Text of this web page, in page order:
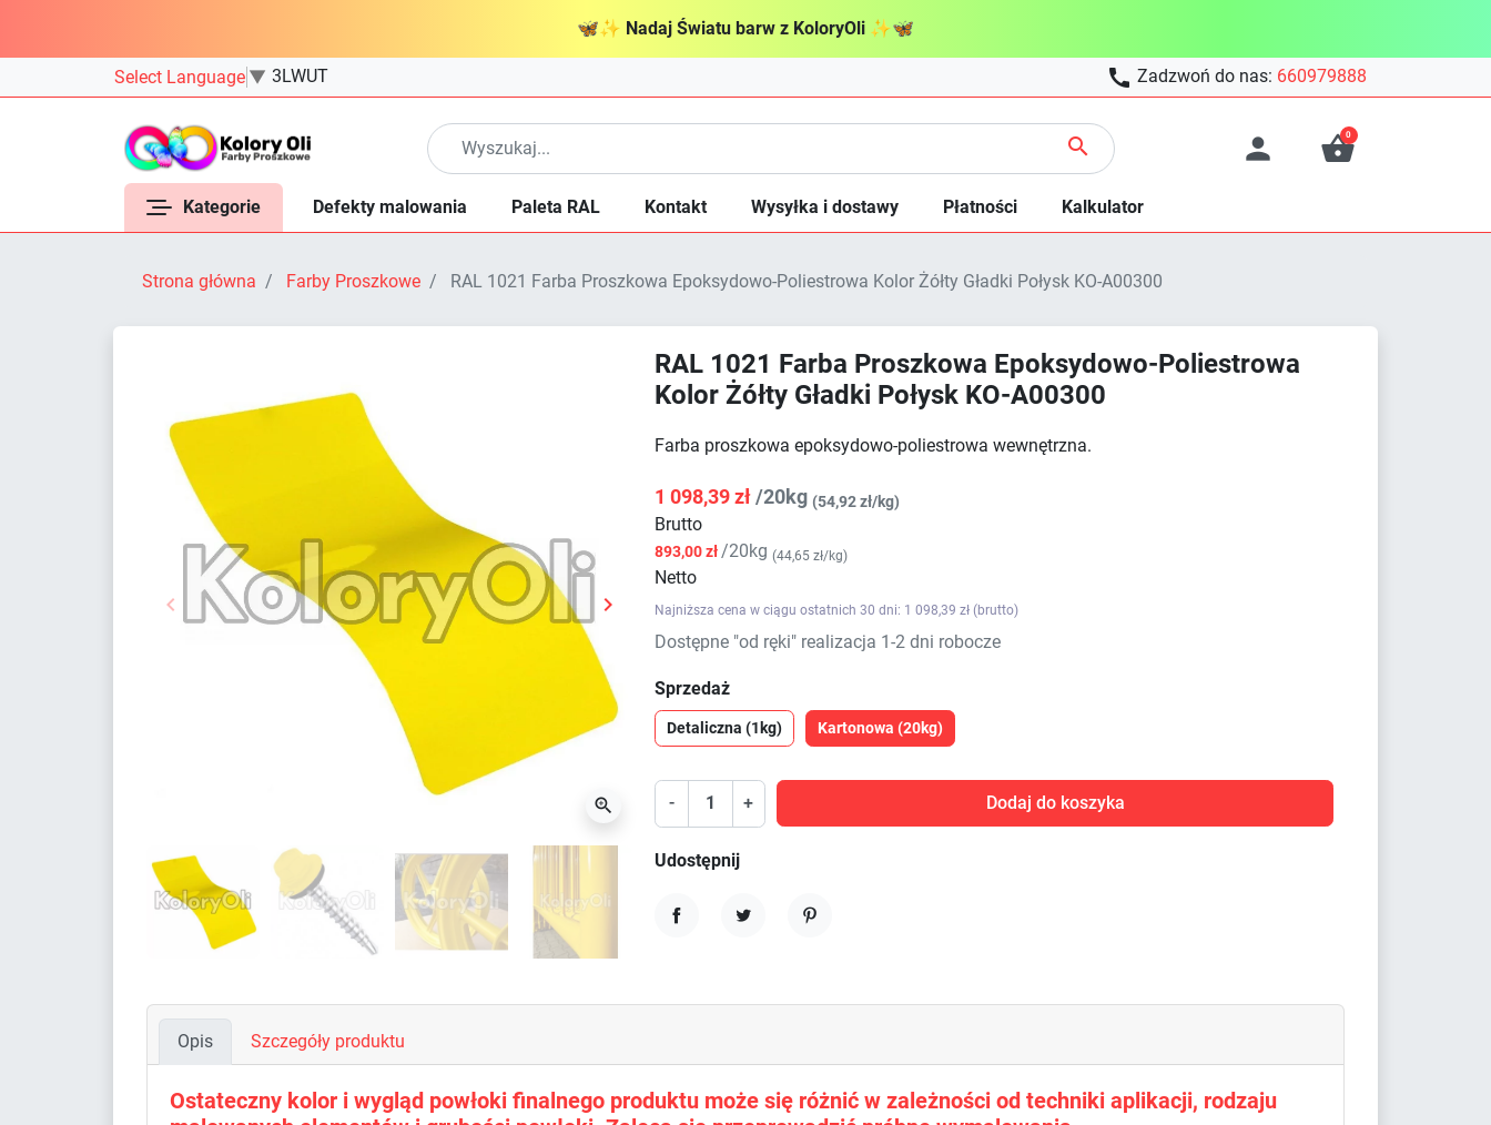
🦋✨ Nadaj Światu barw z KoloryOli ✨🦋
Select Language ▼ 3LWUT  Zadzwoń do nas: 660979888
  
0
Kategorie Defekty malowania Paleta RAL Kontakt Wysyłka i dostawy Płatności Kalkulator
Strona główna Farby Proszkowe RAL 1021 Farba Proszkowa Epoksydowo-Poliestrowa Kolor Żółty Gładki Połysk KO-A00300
Poprzedni
 Następny


RAL 1021 Farba Proszkowa Epoksydowo-Poliestrowa
Kolor Żółty Gładki Połysk KO-A00300
Farba proszkowa epoksydowo-poliestrowa wewnętrzna.
1 098,39 zł/20kg (54,92 zł/kg)
Brutto
893,00 zł /20kg (44,65 zł/kg)
Netto
Najniższa cena w ciągu ostatnich 30 dni: 1 098,39 zł (brutto)
Dostępne "od ręki" realizacja 1-2 dni robocze
Sprzedaż
Detaliczna (1kg) Kartonowa (20kg)
- + Dodaj do koszyka
Udostępnij
Opis Szczegóły produktu
Ostateczny kolor i wygląd powłoki finalnego produktu może się różnić w zależności od techniki aplikacji, rodzaju